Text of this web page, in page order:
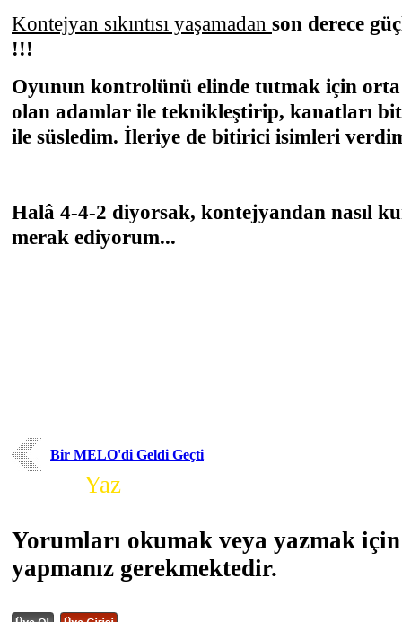
Kontejyan sıkıntısı yaşamadan son derece
!!!
Oyunun kontrolünü elinde tutmak için orta
olan adamlar ile teknikleştirip, kanatları
ile süsledim. İleriye de bitirici isimleri
Halâ 4-4-2 diyorsak, kontejyandan nasıl
merak ediyorum...
Bir MELO'di Geldi Geçti
Yaz
Yorumları okumak veya yazmak
yapmanız gerekmektedir.